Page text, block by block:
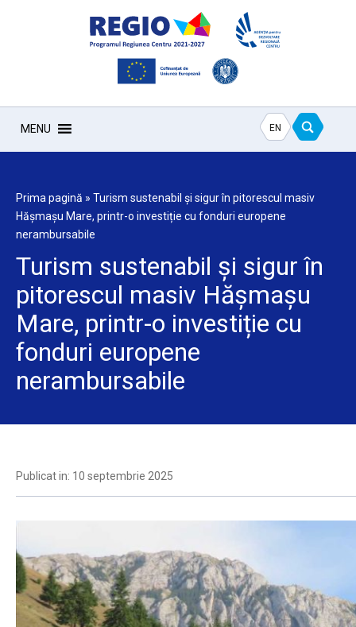
MENU EN
Prima pagină » Turism sustenabil și sigur în pitorescul masiv
Hășmașu Mare, printr-o investiție cu fonduri europene
nerambursabile
Turism sustenabil și sigur în
pitorescul masiv Hășmașu
Mare, printr-o investiție cu
fonduri europene
nerambursabile
Publicat in: 10 septembrie 2025